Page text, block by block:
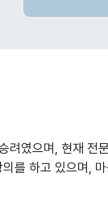
려였으며, 현재 전
를 하고 있으며,